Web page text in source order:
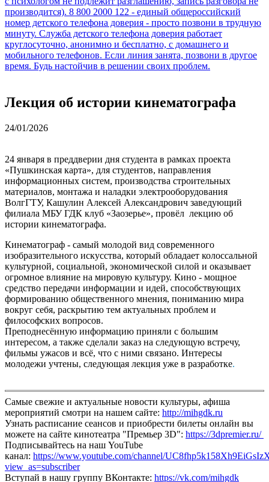
Лекция об истории кинематографа
24/01/2026
24 января в преддверии дня студента в рамках проекта
«Пушкинская карта», для студентов, направления
информационных систем, производства строительных
материалов, монтажа и наладки электрооборудования
ВолгГТУ, Кашулин Алексей Александрович заведующий
филиала МБУ ГДК клуб «Заозерье», провёл лекцию об
истории кинематографа.
Кинематограф - самый молодой вид современного
изобразительного искусства, который обладает колоссальной
культурной, социальной, экономической силой и оказывает
огромное влияние на мировую культуру. Кино - мощное
средство передачи информации и идей, способствующих
формированию общественного мнения, пониманию мира
вокруг себя, раскрытию тем актуальных проблем и
философских вопросов.
Преподнесённую информацию приняли с большим
интересом, а также сделали заказ на следующую встречу,
фильмы ужасов и всё, что с ними связано. Интересы
молодежи учтены, следующая лекция уже в разработке.
Самые свежие и актуальные новости культуры, афиша
мероприятий смотри на нашем сайте: http://mihgdk.ru
Узнать расписание сеансов и приобрести билеты онлайн вы
можете на сайте кинотеатра "Премьер 3D": https://3dpremier.ru/
Подписывайтесь на наш YouTube
канал: https://www.youtube.com/channel/
view_as=subscriber
Вступай в нашу группу ВКонтакте: https://vk.com/mihgdk